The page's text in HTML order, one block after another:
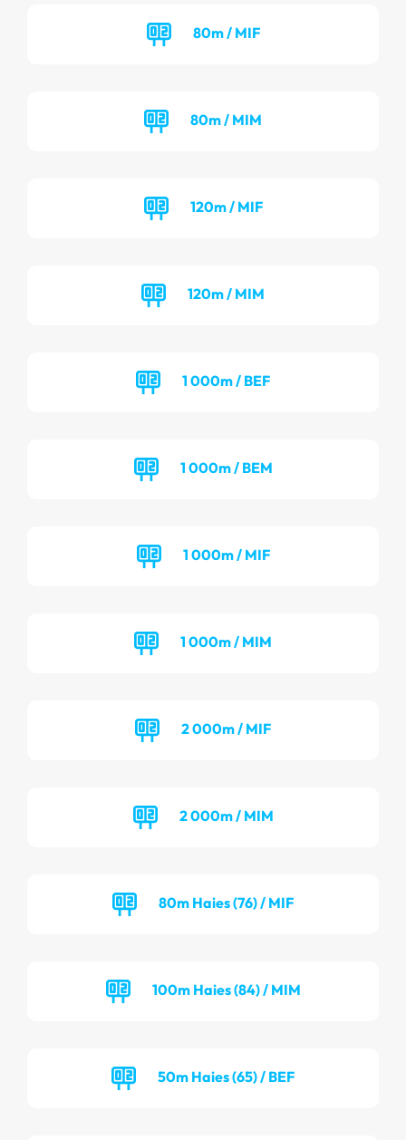
80m / MIF
80m / MIM
120m / MIF
120m / MIM
1 000m / BEF
1 000m / BEM
1 000m / MIF
1 000m / MIM
2 000m / MIF
2 000m / MIM
80m Haies (76) / MIF
100m Haies (84) / MIM
50m Haies (65) / BEF